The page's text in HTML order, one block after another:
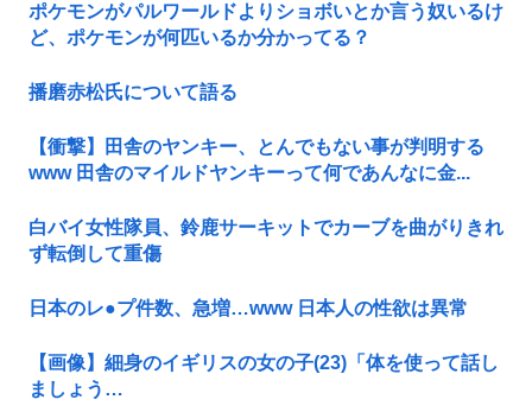
ポケモンがパルワールドよりショボいとか言う奴いるけ
ど、ポケモンが何匹いるか分かってる？
播磨赤松氏について語る
【衝撃】田舎のヤンキー、とんでもない事が判明する
www 田舎のマイルドヤンキーって何であんなに金...
白バイ女性隊員、鈴鹿サーキットでカーブを曲がりきれ
ず転倒して重傷
日本のレ●プ件数、急増…www 日本人の性欲は異常
【画像】細身のイギリスの女の子(23)「体を使って話し
ましょう…